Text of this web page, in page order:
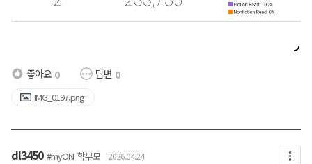
좋아요 0 답변 0
IMG_0197.png
dl3450 #myON 학부모 2026.04.24